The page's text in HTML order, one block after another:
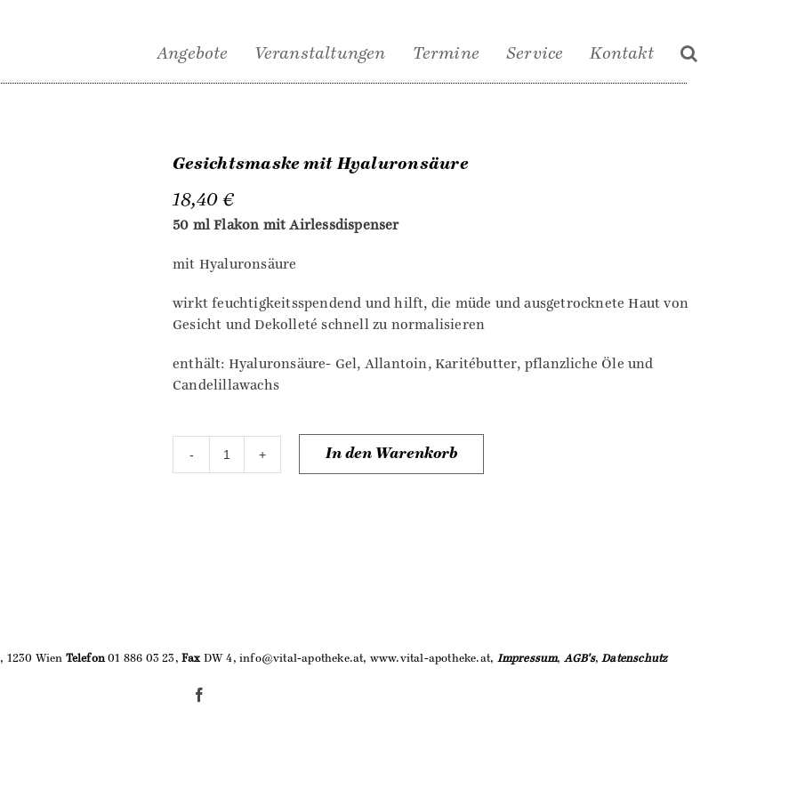
Angebote Veranstaltungen Termine Service Kontakt
Gesichtsmaske mit Hyaluronsäure
18,40€
50 ml Flakon mit Airlessdispenser
mit Hyaluronsäure
wirkt feuchtigkeitsspendend und hilft, die müde und ausgetrocknete Haut von
Gesicht und Dekolleté schnell zu normalisieren
enthält: Hyaluronsäure- Gel, Allantoin, Karitébutter, pflanzliche Öle und
Candelillawachs
Gesichtsmaske
In den Warenkorb
1230 Wien Telefon01 886 03 23,FaxDW 4, info@vital-apotheke.at, www.vital-apotheke.at, Impressum, AGB's,Datenschutz